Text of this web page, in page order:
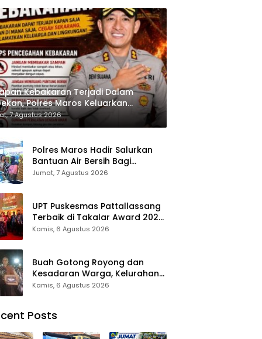
Kebakaran Terjadi Dalam
Polres Maros Keluarkan
kepada Masyarakat
7 Agustus 2026
Polres Maros Hadir Salurkan
Bantuan Air Bersih Bagi
Masyarakat Terdampak Krisis
Jumat, 7 Agustus 2026
UPT Puskesmas Pattallassang
Terbaik di Takalar Award 2026,
Bukti Komitmen Hadirkan
Kamis, 6 Agustus 2026
Buah Gotong Royong dan
Kesadaran Warga, Kelurahan
Patte’ne Menjadi Bintang
Kamis, 6 Agustus 2026
Posts